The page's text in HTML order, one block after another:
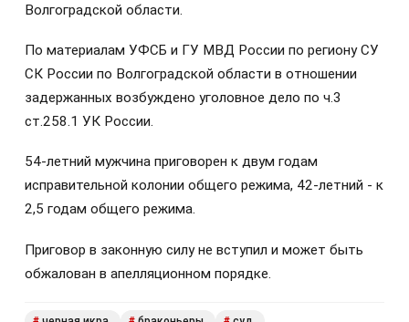
Волгоградской области.
По материалам УФСБ и ГУ МВД России по региону СУ
СК России по Волгоградской области в отношении
задержанных возбуждено уголовное дело по ч.3
ст.258.1 УК России.
54-летний мужчина приговорен к двум годам
исправительной колонии общего режима, 42-летний - к
2,5 годам общего режима.
Приговор в законную силу не вступил и может быть
обжалован в апелляционном порядке.